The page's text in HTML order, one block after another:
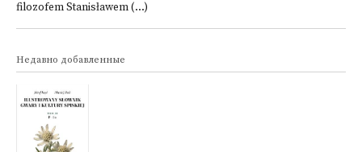
filozofem Stanisławem (...)
Недавно добавленные